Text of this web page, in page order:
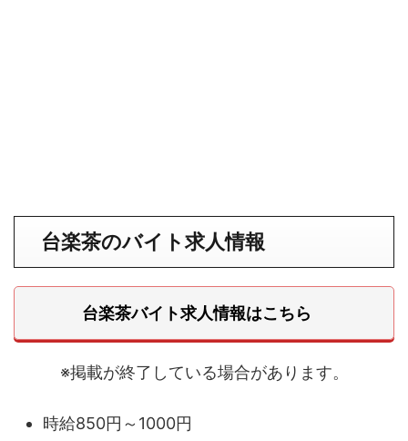
台楽茶のバイト求人情報
台楽茶バイト求人情報はこちら
※掲載が終了している場合があります。
時給850円～1000円